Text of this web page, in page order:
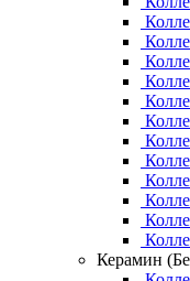
Керамин